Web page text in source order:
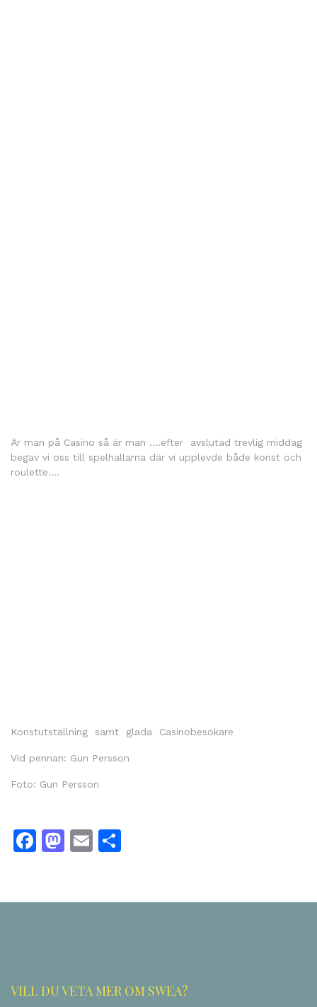
Är man på Casino så är man ….efter avslutad trevlig middag
begav vi oss till spelhallarna där vi upplevde både konst och
roulette….
Konstutställning samt glada Casinobesökare
Vid pennan: Gun Persson
Foto: Gun Persson
Facebook
Mastodon
Email
VILL DU VETA MER OM SWEA?